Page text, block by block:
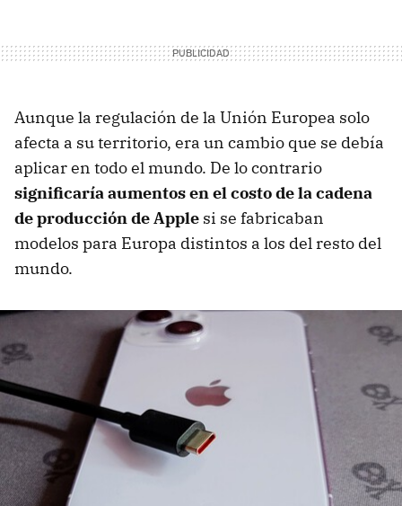
Aunque la regulación de la Unión Europea solo
afecta a su territorio, era un cambio que se debía
aplicar en todo el mundo. De lo contrario
significaría aumentos en el costo de la cadena
de producción de Apple si se fabricaban
modelos para Europa distintos a los del resto del
mundo.